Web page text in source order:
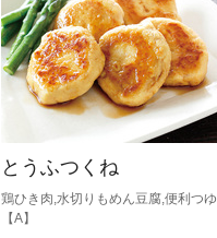
とうふつくね
鶏ひき肉,水切りもめん豆腐,便利つゆ
【A】